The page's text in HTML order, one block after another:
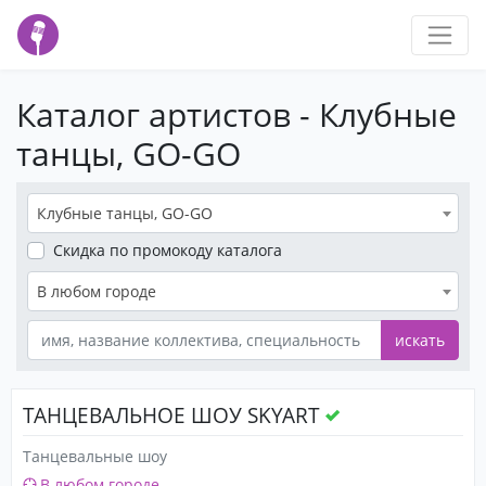
Каталог артистов - Клубные
танцы, GO-GO
Клубные танцы, GO-GO
Скидка по промокоду каталога
В любом городе
искать
ТАНЦЕВАЛЬНОЕ ШОУ SKYART
Танцевальные шоу